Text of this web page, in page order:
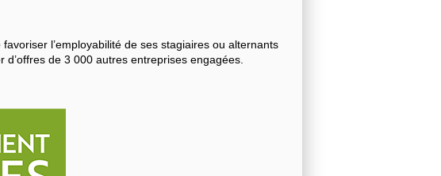
l’employabilité de ses stagiaires ou alternants
de 3 000 autres entreprises engagées.